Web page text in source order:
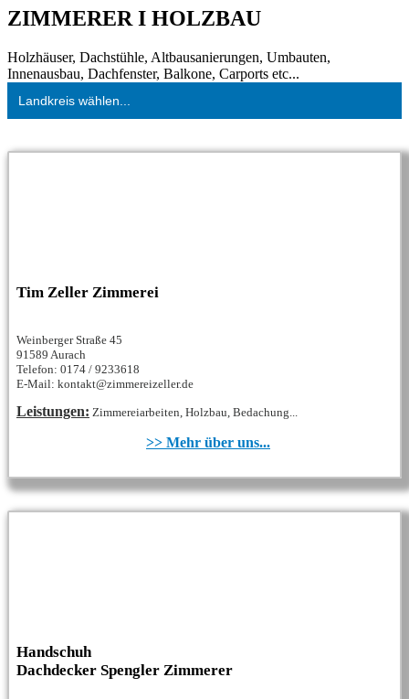
ZIMMERER I HOLZBAU
Holzhäuser, Dachstühle, Altbausanierungen, Umbauten,
Innenausbau, Dachfenster, Balkone, Carports etc...
Landkreis wählen...
Tim Zeller Zimmerei
Weinberger Straße 45
91589 Aurach
Telefon: 0174 / 9233618
E-Mail: kontakt@zimmereizeller.de
Leistungen: Zimmereiarbeiten, Holzbau, Bedachung...
>> Mehr über uns...
Handschuh
Dachdecker Spengler Zimmerer